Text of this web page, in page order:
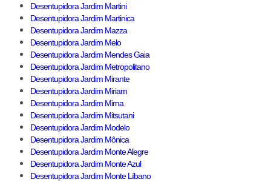
Desentupidora Jardim Martini
Desentupidora Jardim Martinica
Desentupidora Jardim Mazza
Desentupidora Jardim Melo
Desentupidora Jardim Mendes Gaia
Desentupidora Jardim Metropolitano
Desentupidora Jardim Mirante
Desentupidora Jardim Miriam
Desentupidora Jardim Mirna
Desentupidora Jardim Mitsutani
Desentupidora Jardim Modelo
Desentupidora Jardim Mônica
Desentupidora Jardim Monte Alegre
Desentupidora Jardim Monte Azul
Desentupidora Jardim Monte Líbano